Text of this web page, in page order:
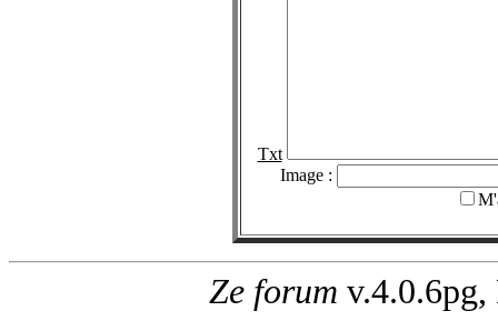
Txt
Image :
Ze forum